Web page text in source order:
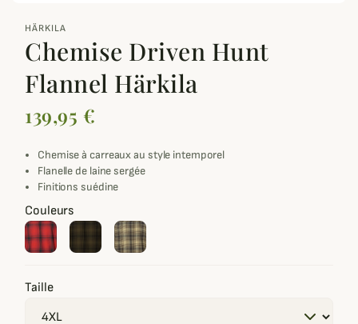
HÄRKILA
Chemise Driven Hunt
Flannel Härkila
139,95 €
Chemise à carreaux au style intemporel
Flanelle de laine sergée
Finitions suédine
Couleurs
Taille